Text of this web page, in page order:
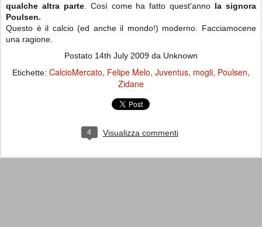
qualche altra parte. Così come ha fatto quest'anno la signora
Poulsen.
Questo è il calcio (ed anche il mondo!) moderno. Facciamocene
una ragione.
Postato 14th July 2009 da Unknown
Etichette: CalcioMercato Felipe Melo Juventus mogli Poulsen
Zidane
4 Visualizza commenti